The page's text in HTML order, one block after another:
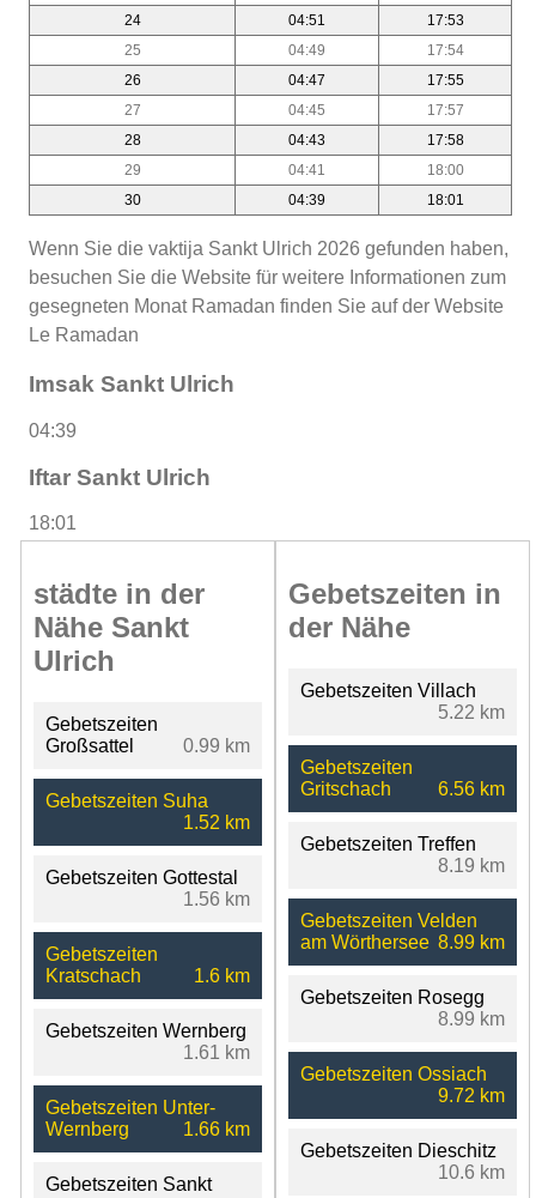
24
04:51
17:53
25
04:49
17:54
26
04:47
17:55
27
04:45
17:57
28
04:43
17:58
29
04:41
18:00
30
04:39 18:01
Wenn Sie die vaktija Sankt Ulrich 2026 gefunden haben,
besuchen Sie die Website für weitere Informationen zum
gesegneten Monat Ramadan finden Sie auf der Website
Le Ramadan
Imsak Sankt Ulrich
04:39
Iftar Sankt Ulrich
18:01
städte in der
Nähe Sankt
Ulrich
Gebetszeiten
Großsattel
0.99 km
Gebetszeiten Suha
1.52 km
Gebetszeiten Gottestal
1.56 km
Gebetszeiten
Kratschach
1.6 km
Gebetszeiten Wernberg
1.61 km
Gebetszeiten Unter-
Wernberg
1.66 km
Gebetszeiten Sankt
Gebetszeiten in
der Nähe
Gebetszeiten Villach
5.22 km
Gebetszeiten
Gritschach
6.56 km
Gebetszeiten Treffen
8.19 km
Gebetszeiten Velden
am Wörthersee 8.99 km
Gebetszeiten Rosegg
8.99 km
Gebetszeiten Ossiach
9.72 km
Gebetszeiten Dieschitz
10.6 km